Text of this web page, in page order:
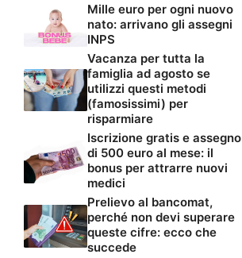
Mille euro per ogni nuovo
nato: arrivano gli assegni
INPS
Vacanza per tutta la
famiglia ad agosto se
utilizzi questi metodi
(famosissimi) per
risparmiare
Iscrizione gratis e assegno
di 500 euro al mese: il
bonus per attrarre nuovi
medici
Prelievo al bancomat,
perché non devi superare
queste cifre: ecco che
succede